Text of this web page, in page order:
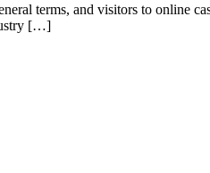
terms, and visitors to online
[…]